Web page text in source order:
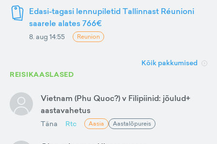
Edasi-tagasi lennupiletid Tallinnast Réunioni
saarele alates 766€
8. aug 14:55 Reunion
Kõik pakkumised
REISIKAASLASED
Vietnam (Phu Quoc?) v Filipiinid: jõulud+
aastavahetus
Täna Rtc Aasia Aastalõpureis